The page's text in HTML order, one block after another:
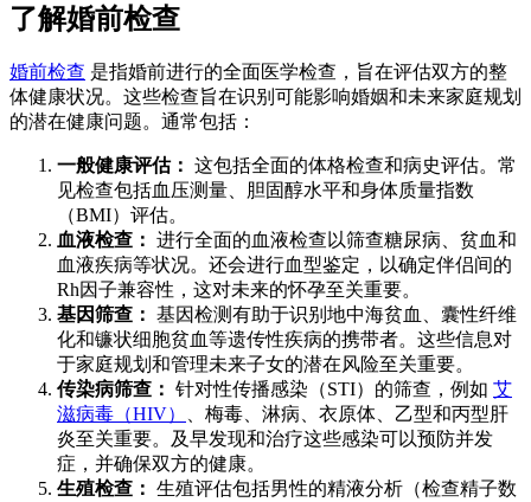
了解婚前检查
婚前检查 是指婚前进行的全面医学检查，旨在评估双方的整
体健康状况。这些检查旨在识别可能影响婚姻和未来家庭规划
的潜在健康问题。通常包括：
一般健康评估： 这包括全面的体格检查和病史评估。常
见检查包括血压测量、胆固醇水平和身体质量指数
（BMI）评估。
血液检查： 进行全面的血液检查以筛查糖尿病、贫血和
血液疾病等状况。还会进行血型鉴定，以确定伴侣间的
Rh因子兼容性，这对未来的怀孕至关重要。
基因筛查： 基因检测有助于识别地中海贫血、囊性纤维
化和镰状细胞贫血等遗传性疾病的携带者。这些信息对
于家庭规划和管理未来子女的潜在风险至关重要。
传染病筛查： 针对性传播感染（STI）的筛查，例如 艾
滋病毒（HIV）
、梅毒、淋病、衣原体、乙型和丙型肝
炎至关重要。及早发现和治疗这些感染可以预防并发
症，并确保双方的健康。
生殖检查： 生殖评估包括男性的精液分析（检查精子数